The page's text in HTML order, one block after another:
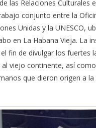
las Relaciones Culturales
conjunto entre la
Unidas y la UNESCO,
en La Habana Vieja. La
fin de divulgar los fuertes
al viejo continente, así
que dieron origen a